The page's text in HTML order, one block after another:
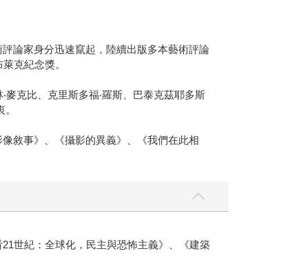
論家身分迅速竄起，陸續出版多本藝術評論
克紀念獎。
克比、克里斯多福‧羅斯、巴泰克茲耶多斯
敘事》、《攝影的異義》、《我們在此相
世紀：全球化，民主與恐怖主義》、《建築